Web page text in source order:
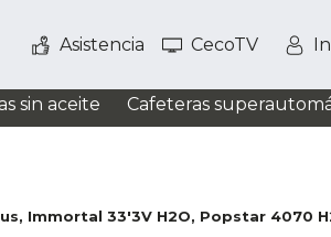
Asistencia CecoTV
sin aceite Cafeteras
Immortal 33'3V H2O, Popstar 4070